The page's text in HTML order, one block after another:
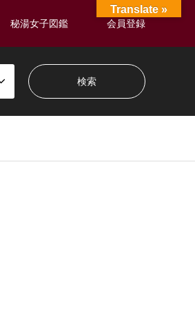
秘湯女子図鑑 会員登録
Translate »